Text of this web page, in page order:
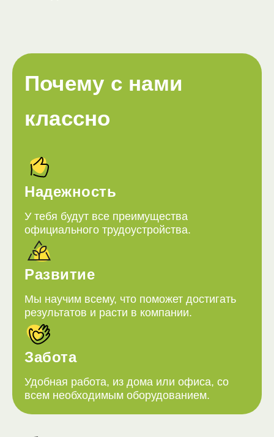
Почему с нами
классно
Надежность
У тебя будут все преимущества
официального трудоустройства.
Развитие
Мы научим всему, что поможет достигать
результатов и расти в компании.
Забота
Удобная работа, из дома или офиса, со
всем необходимым оборудованием.